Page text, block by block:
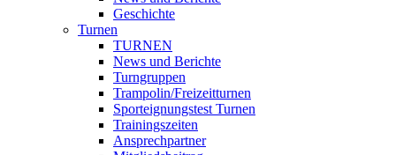
Geschichte
Turnen
TURNEN
News und Berichte
Turngruppen
Trampolin/Freizeitturnen
Sporteignungstest Turnen
Trainingszeiten
Ansprechpartner